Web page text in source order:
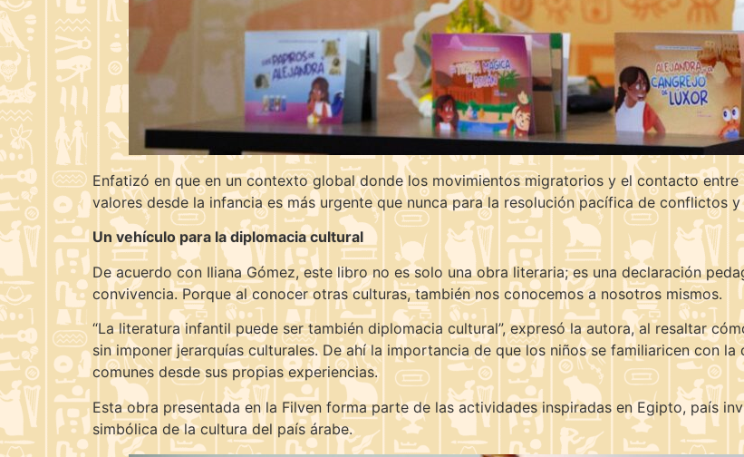
Enfatizó en que en un contexto global donde los movimientos migratorios y el contacto
valores desde la infancia es más urgente que nunca para la resolución pacífica de conflictos
Un vehículo para la diplomacia cultural
De acuerdo con Iliana Gómez, este libro no es solo una obra literaria; es una declaración
convivencia. Porque al conocer otras culturas, también nos conocemos a nosotros mismos.
“La literatura infantil puede ser también diplomacia cultural”, expresó la autora, al resaltar
sin imponer jerarquías culturales. De ahí la importancia de que los niños se familiaricen con
comunes desde sus propias experiencias.
Esta obra presentada en la Filven forma parte de las actividades inspiradas en Egipto, país
simbólica de la cultura del país árabe.